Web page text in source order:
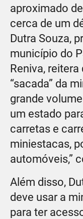
aproximado
cerca de um
Dutra Souza,
município do
Reniva,
“sacada” da
grande
um estado
carretas e
miniestacas,
automóveis,”
Além disso,
deve usar a
para ter